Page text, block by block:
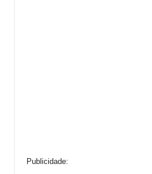
Publicidade: